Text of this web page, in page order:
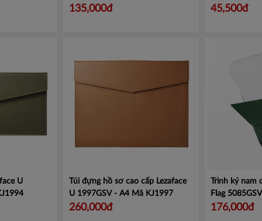
lợi.Mã CMCS2282
135,000đ 45,500đ
U
Túi đựng hồ sơ cao cấp Lezaface
U 1997GSV - A4 Mã KJ1997
260,000đ
Trình ký nam
Flag
176,000đ